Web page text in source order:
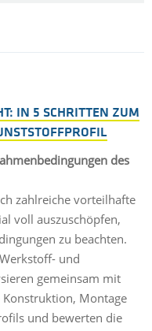
IN 5 SCHRITTEN ZUM
des
zahlreiche vorteilhafte
voll auszuschöpfen,
zu beachten.
und
gemeinsam mit
Montage
und bewerten die